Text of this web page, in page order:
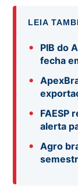
LEIA
•
PIB do
fecha
•
•
FAESP
alerta
•
Agro